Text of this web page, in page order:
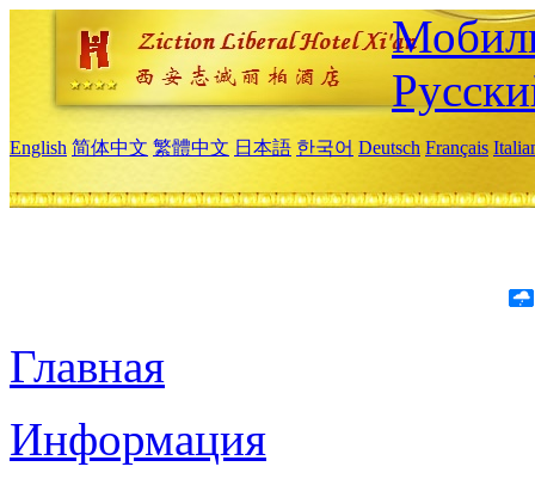
English 简体中文 繁體中文 日本語 한국어 Deutsch Français
Главная
Информация